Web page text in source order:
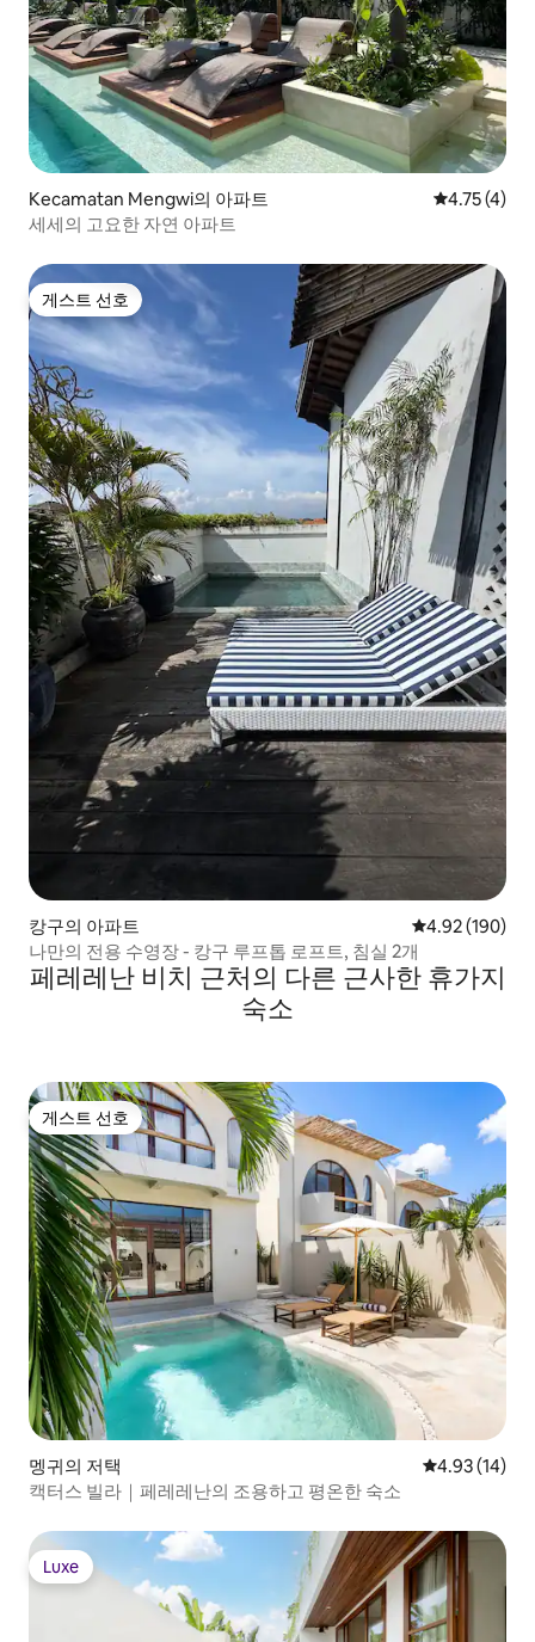
Kecamatan Mengwi의 아파트 평점 4.75점
4.75 (4)
세세의 고요한 자연 아파트
게스트 선호
게스트 선호
캉구의 아파트 평점 4.92점(5
4.92 (190)
나만의 전용 수영장 - 캉구 루프톱 로프트, 침실 2개
페레레난 비치 근처의 다른 근사한 휴가지
숙소
게스트 선호
게스트 선호
멩귀의 저택 평점 4.93점
4.93 (14)
캑터스 빌라｜페레레난의 조용하고 평온한 숙소
Luxe
Luxe